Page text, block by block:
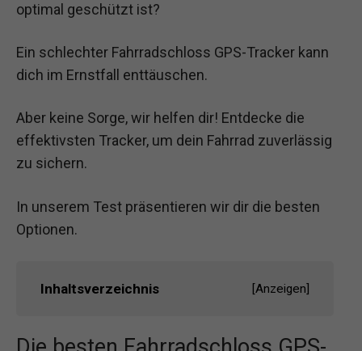
optimal geschützt ist?
Ein schlechter Fahrradschloss GPS-Tracker kann
dich im Ernstfall enttäuschen.
Aber keine Sorge, wir helfen dir! Entdecke die
effektivsten Tracker, um dein Fahrrad zuverlässig
zu sichern.
In unserem Test präsentieren wir dir die besten
Optionen.
Inhaltsverzeichnis [Anzeigen]